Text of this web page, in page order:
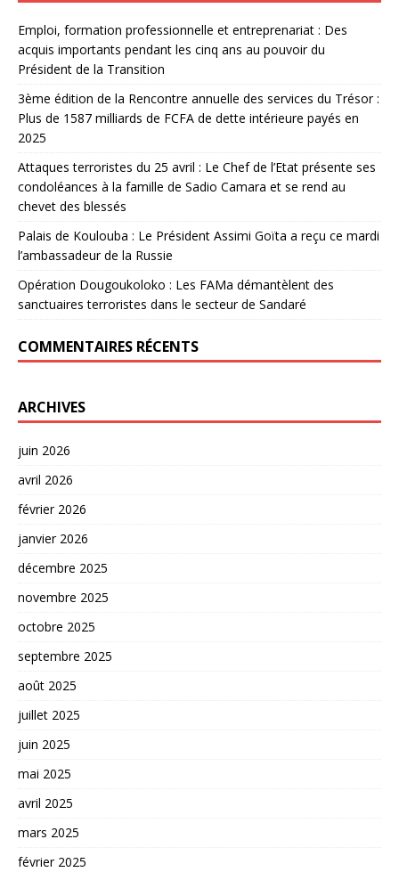
Emploi, formation professionnelle et entreprenariat : Des
acquis importants pendant les cinq ans au pouvoir du
Président de la Transition
3ème édition de la Rencontre annuelle des services du Trésor :
Plus de 1587 milliards de FCFA de dette intérieure payés en
2025
Attaques terroristes du 25 avril : Le Chef de l’Etat présente ses
condoléances à la famille de Sadio Camara et se rend au
chevet des blessés
Palais de Koulouba : Le Président Assimi Goïta a reçu ce mardi
l’ambassadeur de la Russie
Opération Dougoukoloko : Les FAMa démantèlent des
sanctuaires terroristes dans le secteur de Sandaré
COMMENTAIRES RÉCENTS
ARCHIVES
juin 2026
avril 2026
février 2026
janvier 2026
décembre 2025
novembre 2025
octobre 2025
septembre 2025
août 2025
juillet 2025
juin 2025
mai 2025
avril 2025
mars 2025
février 2025